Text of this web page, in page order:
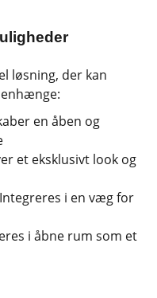
løsning, der kan
en åben og
et eksklusivt look og
i en væg for
i åbne rum som et